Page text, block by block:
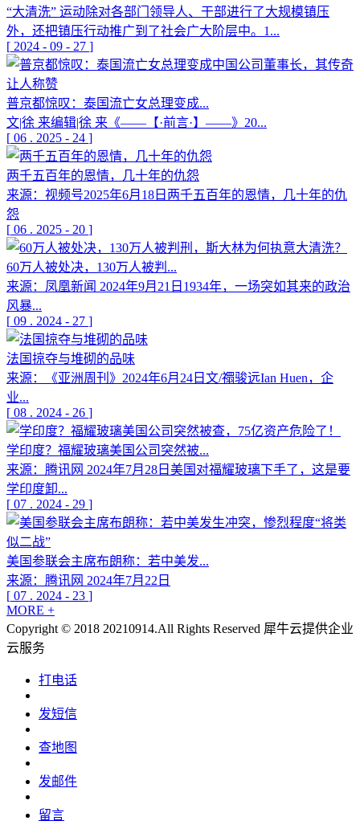
“大清洗” 运动除对各部门领导人、干部进行了大规模镇压
外，还把镇压行动推广到了社会广大阶层中。1...
[ 2024 - 09 - 27 ]
普京都惊叹：泰国流亡女总理变成...
文|徐 来编辑|徐 来《——【·前言·】——》20...
[ 06 . 2025 - 24 ]
两千五百年的恩情，几十年的仇怨
来源：视频号2025年6月18日两千五百年的恩情，几十年的仇
怨
[ 06 . 2025 - 20 ]
60万人被处决，130万人被判...
来源：凤凰新闻 2024年9月21日1934年，一场突如其来的政治
风暴...
[ 09 . 2024 - 27 ]
法国掠夺与堆砌的品味
来源：《亚洲周刊》2024年6月24日文/禤骏远Ian Huen，企
业...
[ 08 . 2024 - 26 ]
学印度？福耀玻璃美国公司突然被...
来源：腾讯网 2024年7月28日美国对福耀玻璃下手了，这是要
学印度卸...
[ 07 . 2024 - 29 ]
美国参联会主席布朗称：若中美发...
来源：腾讯网 2024年7月22日
[ 07 . 2024 - 23 ]
MORE +
Copyright © 2018 20210914.All Rights Reserved 犀牛云提供企业
云服务
打电话
发短信
查地图
发邮件
留言